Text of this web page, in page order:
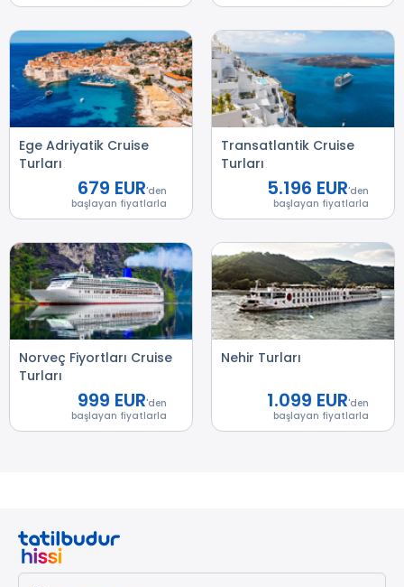
Ege Adriyatik Cruise
Turları
679 EUR'den
başlayan fiyatlarla
Transatlantik Cruise
Turları
5.196 EUR'den
başlayan fiyatlarla
Norveç Fiyortları Cruise
Turları
999 EUR'den
başlayan fiyatlarla
Nehir Turları
1.099 EUR'den
başlayan fiyatlarla